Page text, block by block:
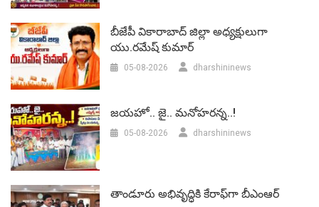
బీజేపీ వికారాబాద్‌ జిల్లా అధ్యక్షులుగా
యు.రమేష్‌ కుమార్
05-08-2026 dharshininews
జయహో.. జై.. మనోహరన్న..!
05-08-2026 dharshininews
తాండూరు అభివృద్ధికి కేరాఫ్‌గా బీఎంఆర్‌